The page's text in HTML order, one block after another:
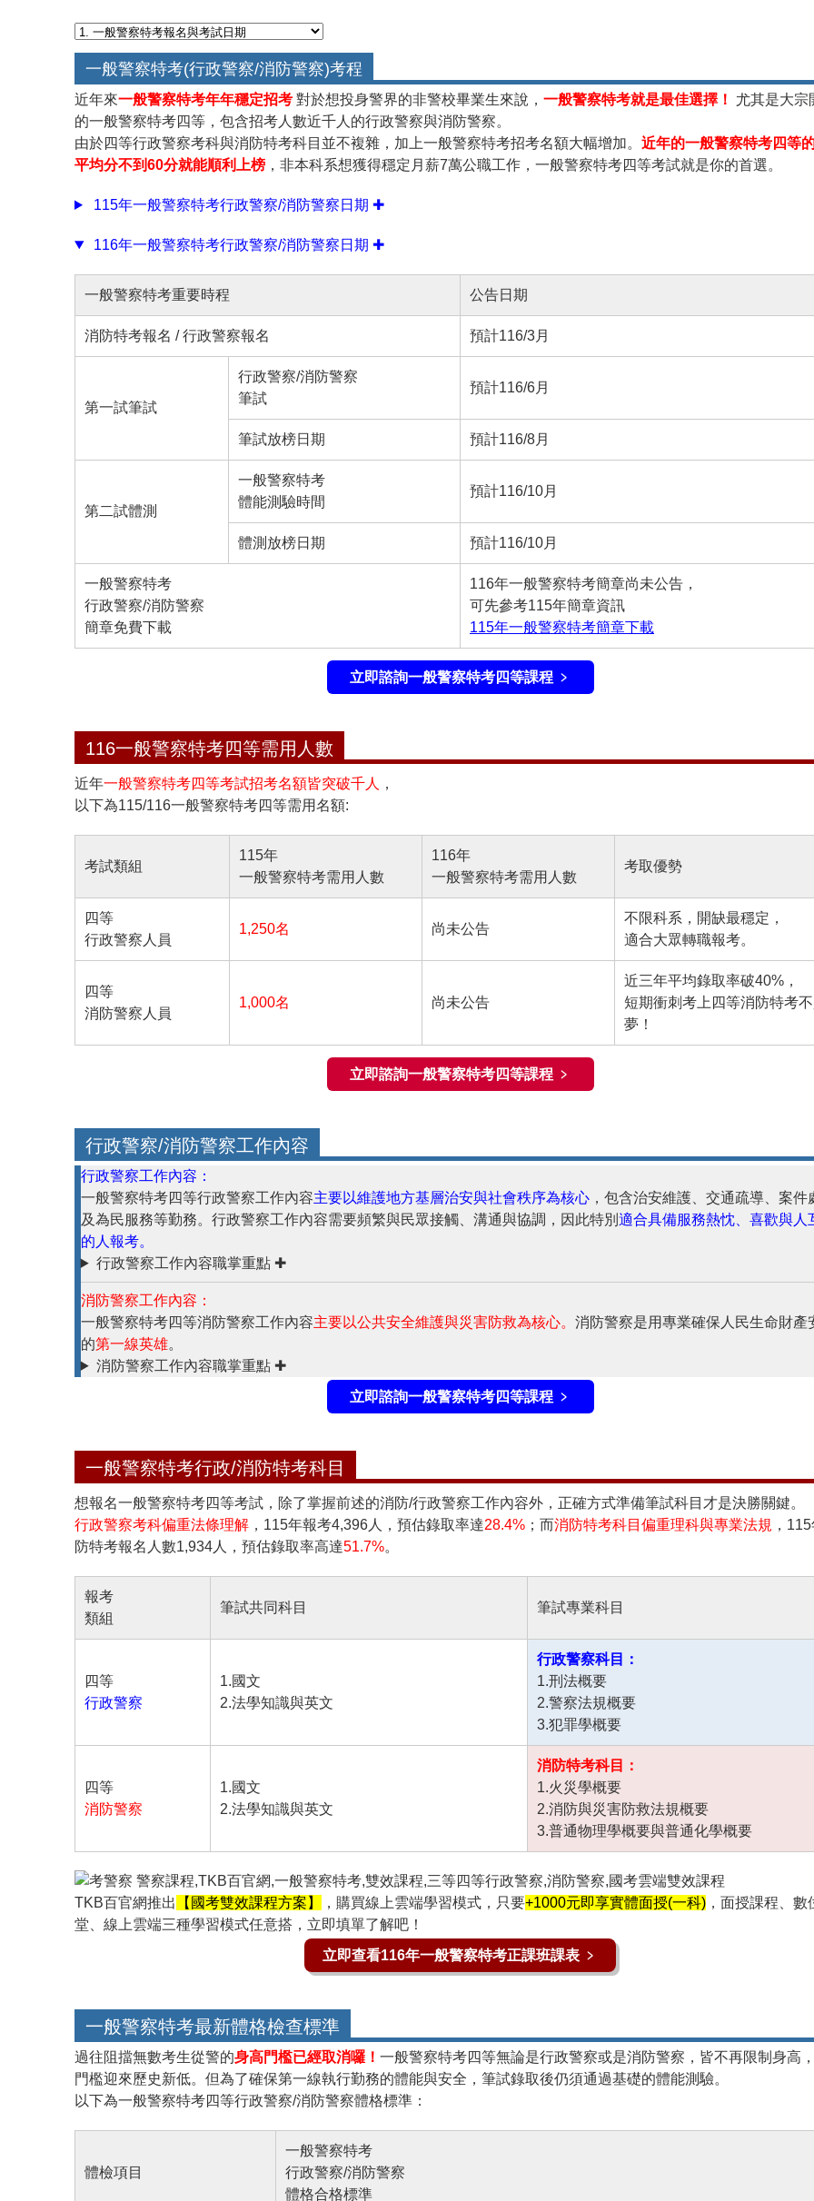
一般警察特考(行政警察/消防警察)考程
近年來一般警察特考年年穩定招考 對於想投身警界的非警校畢業生來說， 一般警察特考就是最佳選擇！ 尤其是大宗
的一般警察特考四等 ，包含招考人數近千人的行政警察與消防警察。
由於四等行政警察考科與消防特考科目 並不複雜，加上一般警察特考招考名額大幅增加。 近年的一般警察特考四等
平均分不到60分就能順利上榜 ，非本科系想獲得穩定月薪7萬公職工作， 一般警察特考四等考試就是你的首選。
115年一般警察特考行政警察/消防警察日期 ✚
116年一般警察特考行政警察/消防警察日期 ✚
一般警察特考重要時程 公告日期
消防特考報名 /行政警察報名 預計116/3月
第一試筆試
行政警察/消防警察
筆試
預計116/6月
筆試放榜日期 預計116/8月
第二試體測
一般警察特考
體能測驗時間
預計116/10月
體測放榜日期 預計116/10月
一般警察特考
行政警察/消防警察
簡章免費下載
116年一般警察特考簡章尚未公告，
可先參考115年簡章資訊
115年一般警察特考簡章下載
立即諮詢一般警察特考四等課程 ﹥
116一般警察特考四等需用人數
近年一般警察特考四等考試招考名額皆突破千人
，
以下為115/116一般警察特考四等需用名額:
考試類組
115年
一般警察特考需用人數
116年
一般警察特考需用人數
考取優勢
四等
行政警察人員
1,250名 尚未公告
不限科系，開缺最穩定，
適合大眾轉職報考。
四等
消防警察人員
1,000名 尚未公告
近三年平均錄取率破40%，
短期衝刺考上四等消防特考
夢！
立即諮詢一般警察特考四等課程 ﹥
行政警察/消防警察工作內容
行政警察工作內容：
一般警察特考四等行政警察工作內容主要以維護地方基層治安與社會秩序為核心，包含治安維護、交通疏導、案件
及為民服務等勤務。 行政警察工作內容需要頻繁與民眾接觸、溝通與協調，因此特別 適合具備服務熱忱、喜歡與人
的人報考。
行政警察工作內容職掌重點 ✚
消防警察工作內容：
一般警察特考四等消防警察工作內容主要以公共安全維護與災害防救為核心。 消防警察是用專業確保人民生命財產
的第一線英雄。
消防警察工作內容職掌重點 ✚
立即諮詢一般警察特考四等課程 ﹥
一般警察特考行政/消防特考科目
想報名一般警察特考四等考試，除了掌握前述的消防/行政警察工作內容外，正確方式準備筆試科目才是決勝關鍵。
行政警察考科偏重法條理解 ，115年報考4,396人，預估錄取率達28.4% ；而消防特考科目 偏重理科與專業法規 ，
防特考報名 人數1,934人，預估錄取率高達51.7%。
報考
類組
筆試共同科目 筆試專業科目
四等
行政警察
1.國文
2.法學知識與英文
行政警察科目：
1.刑法概要
2.警察法規概要
3.犯罪學概要
四等
消防警察
1.國文
2.法學知識與英文
消防特考科目：
1.火災學概要
2.消防與災害防救法規概要
3.普通物理學概要與普通化學概要
TKB百官網推出 【國考雙效課程方案】 ，購買線上雲端學習模式，只要+1000元即享實體面授(一科) ，面授課程、數
堂、線上雲端三種學習模式任意搭，立即填單了解吧！
立即查看116年一般警察特考正課班課表 ﹥
一般警察特考最新體格檢查標準
過往阻擋無數考生從警的身高門檻已經取消囉！ 一般警察特考四等無論是行政警察或是消防警察 ，皆不再限制身高
門檻迎來歷史新低。但為了確保第一線執行勤務的體能與安全，筆試錄取後仍須通過基礎的體能測驗。
以下為一般警察特考四等行政警察/消防警察體格標準：
體檢項目
一般警察特考
行政警察/消防警察
體格合格標準